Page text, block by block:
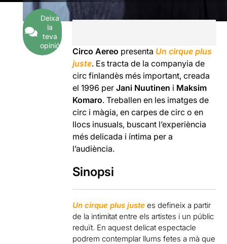
Deixa
la
teva
opinió
Circo Aereo presenta Un cirque plus
juste. Es tracta de la companyia de
circ finlandès més important, creada
el 1996 perJani Nuutinen i Maksim
Komaro. Treballen en les imatges de
circ i màgia, en carpes de circ o en
llocs inusuals, buscant l’experiència
més delicada i íntima per a
l’audiència.
Sinopsi
Un cirque plus juste es defineix a partir
de la intimitat entre els artistes i un públic
reduït. En aquest delicat espectacle
podrem contemplar llums fetes a mà que